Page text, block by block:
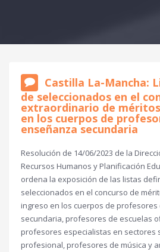
Castilla La-Mancha:
de seleccionados en el
extraordinario de
en los cuerpos de
enseñanza secundaria
Resolución de 14/06/2023 de la
Recursos Humanos y Planificación
ordena la exposición de las listas
seleccionados en el concurso de
ingreso en los cuerpos de
secundaria, profesores de escuelas
profesores especialistas en sectores
profesional, profesores de música y